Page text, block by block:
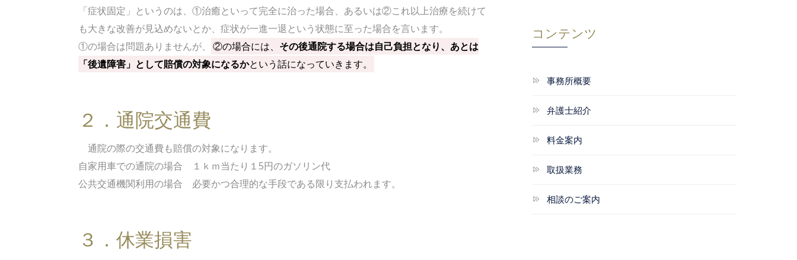
「症状固定」というのは、①治癒といって完全に治った場合、あるいは②これ以上治療を続けて
も大きな改善が見込めないとか、症状が一進一退という状態に至った場合を言います。
①の場合は問題ありませんが、
②の場合には、 その後通院する場合は自己負担となり、あとは
「後遺障害」として賠償の対象になるかという話になっていきます。
２．通院交通費
通院の際の交通費も賠償の対象になります。
自家用車での通院の場合 １ｋｍ当たり１5円のガソリン代
公共交通機関利用の場合 必要かつ合理的な手段である限り支払われます。
３．休業損害
コンテンツ
事務所概要
弁護士紹介
料金案内
取扱業務
相談のご案内